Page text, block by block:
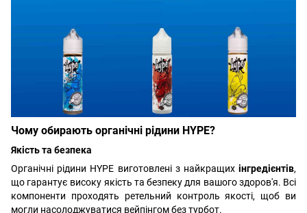
Чому обирають органічні рідини HYPE?
Якість та безпека
Органічні рідини HYPE виготовлені з найкращих інгредієнтів,
що гарантує високу якість та безпеку для вашого здоров'я. Всі
компоненти проходять ретельний контроль якості, щоб ви
могли насолоджуватися вейпінгом без турбот.